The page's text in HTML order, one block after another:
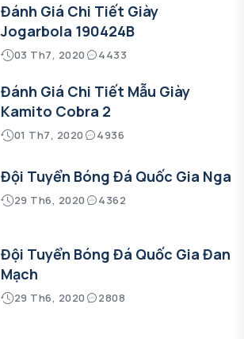
Đánh Giá Chi Tiết Giày
Jogarbola 190424B
03 Th7, 2020 4433
Đánh Giá Chi Tiết Mẫu Giày
Kamito Cobra 2
01 Th7, 2020 4936
Đội Tuyển Bóng Đá Quốc Gia Nga
29 Th6, 2020 4362
Đội Tuyển Bóng Đá Quốc Gia Đan
Mạch
29 Th6, 2020 2808